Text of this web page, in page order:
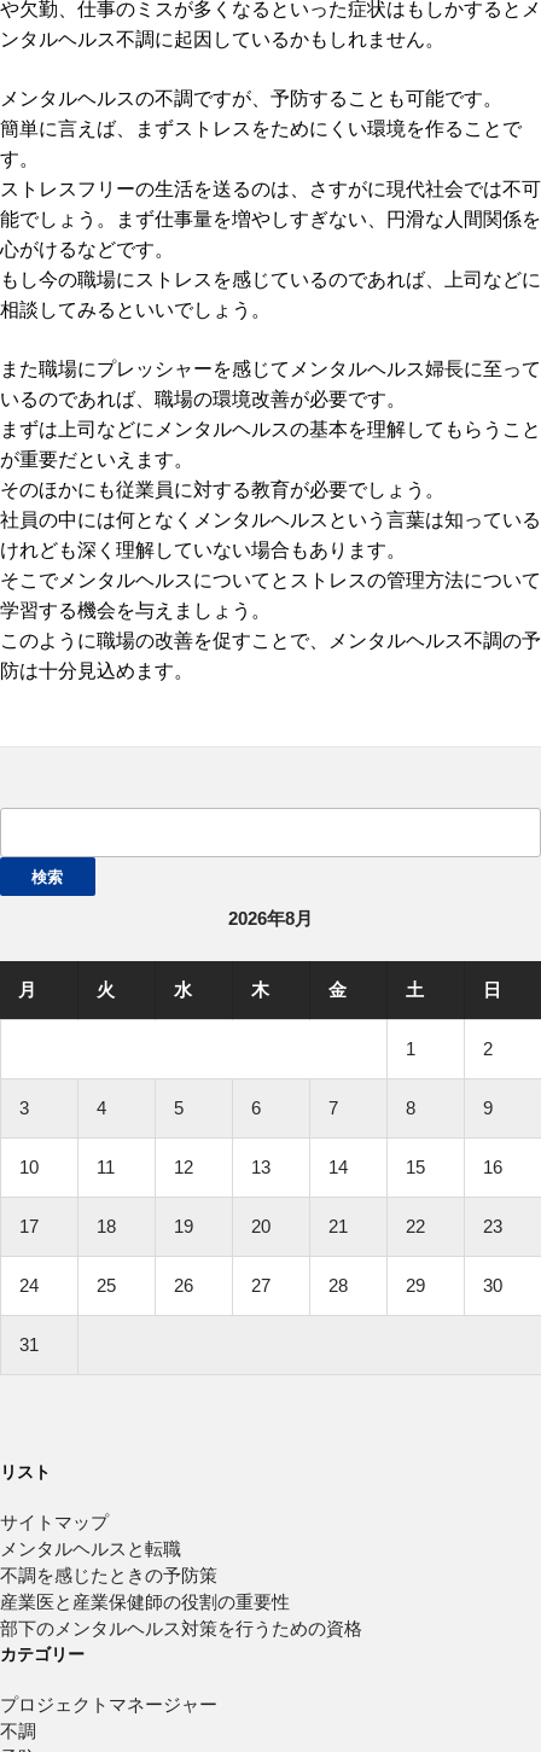
や欠勤、仕事のミスが多くなるといった症状はもしかするとメ
ンタルヘルス不調に起因しているかもしれません。
メンタルヘルスの不調ですが、予防することも可能です。
簡単に言えば、まずストレスをためにくい環境を作ることで
す。
ストレスフリーの生活を送るのは、さすがに現代社会では不可
能でしょう。まず仕事量を増やしすぎない、円滑な人間関係を
心がけるなどです。
もし今の職場にストレスを感じているのであれば、上司などに
相談してみるといいでしょう。
また職場にプレッシャーを感じてメンタルヘルス婦長に至って
いるのであれば、職場の環境改善が必要です。
まずは上司などにメンタルヘルスの基本を理解してもらうこと
が重要だといえます。
そのほかにも従業員に対する教育が必要でしょう。
社員の中には何となくメンタルヘルスという言葉は知っている
けれども深く理解していない場合もあります。
そこでメンタルヘルスについてとストレスの管理方法について
学習する機会を与えましょう。
このように職場の改善を促すことで、メンタルヘルス不調の予
防は十分見込めます。
2026年8月
月 火 水 木 金 土 日
1 2
3 4 5 6 7 8 9
10 11 12 13 14 15 16
17 18 19 20 21 22 23
24 25 26 27 28 29 30
31
リスト
サイトマップ
メンタルヘルスと転職
不調を感じたときの予防策
産業医と産業保健師の役割の重要性
部下のメンタルヘルス対策を行うための資格
カテゴリー
プロジェクトマネージャー
不調